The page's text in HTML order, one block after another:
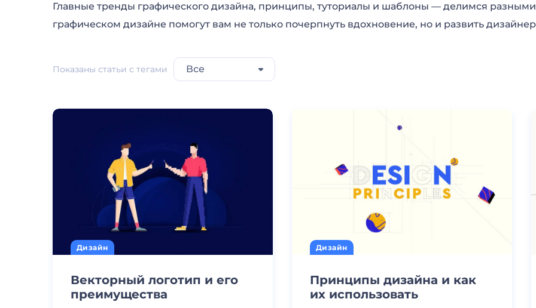
Главные тренды графического дизайна, принципы, туториалы и шаблоны — делимся
графическом дизайне помогут вам не только почерпнуть вдохновение, но и развить
Показаны статьи с тегами Все
Дизайн
Векторный логотип и его
преимущества
Дизайн
Принципы дизайна и как
их использовать